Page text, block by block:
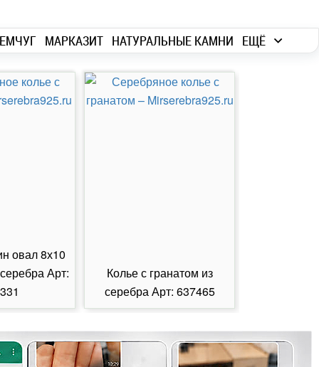
МАРКАЗИТ НАТУРАЛЬНЫЕ КАМНИ ЕЩЁ
овал 8х10
Арт:
Колье с гранатом из
серебра Арт: 637465